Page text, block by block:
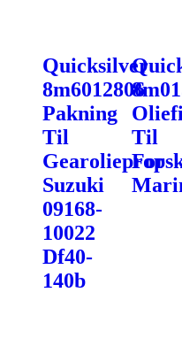
Quicksilver
8m6012806
Pakning
Til
Gearolieprop
Suzuki
09168-
10022
Df40-
140b
Til